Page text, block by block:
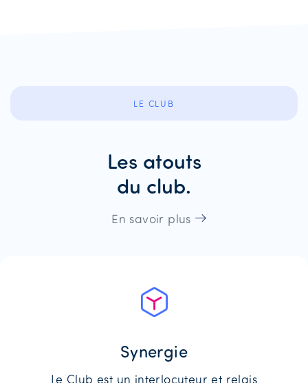
LE CLUB
Les atouts
du club.
En savoir plus
Synergie
Le Club est un interlocuteur et relais